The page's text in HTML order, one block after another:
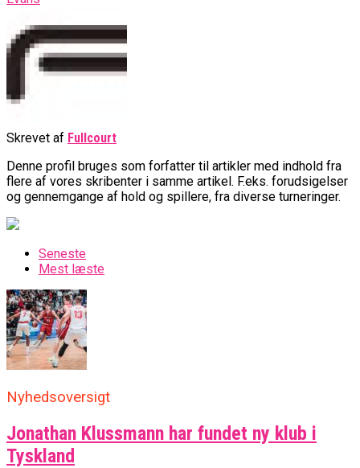
Skrevet af Fullcourt
Denne profil bruges som forfatter til artikler med indhold fra
flere af vores skribenter i samme artikel. F.eks. forudsigelser
og gennemgange af hold og spillere, fra diverse turneringer.
Seneste
Mest læste
Nyhedsoversigt
Jonathan Klussmann har fundet ny klub i
Tyskland